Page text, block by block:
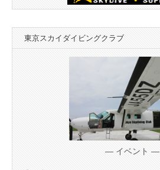
東京スカイダイビングクラブ
— イベント —